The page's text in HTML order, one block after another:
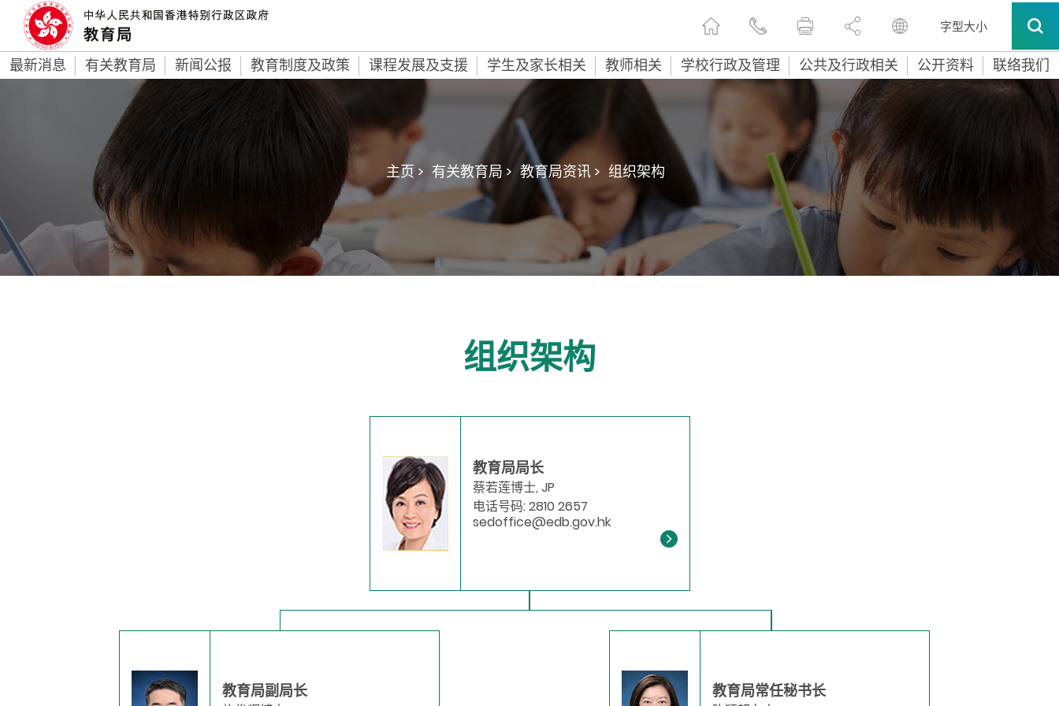
字型大小
最新消息 有关教育局 新闻公报 教育制度及政策 课程发展及支援 学生及家长相关 教师相关 学校行政及管理 公共及行政相关 公开资料 联络我们
主页 > 有关教育局 > 教育局资讯 > 组织架构
组织架构
教育局局长
蔡若莲博士, JP
电话号码: 2810 2657
sedoffice@edb.gov.hk
教育局副局长 教育局常任秘书长